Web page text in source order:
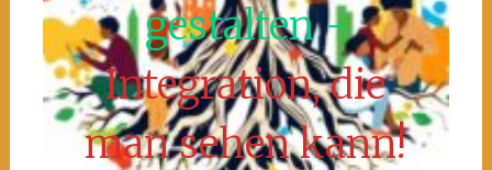
gestalten -
Integration, die
man sehen kann!